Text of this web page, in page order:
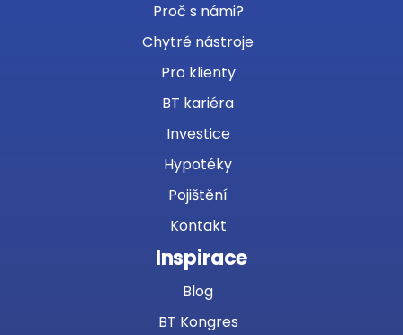
Proč s námi?
Chytré nástroje
Pro klienty
BT kariéra
Investice
Hypotéky
Pojištění
Kontakt
Inspirace
Blog
BT Kongres